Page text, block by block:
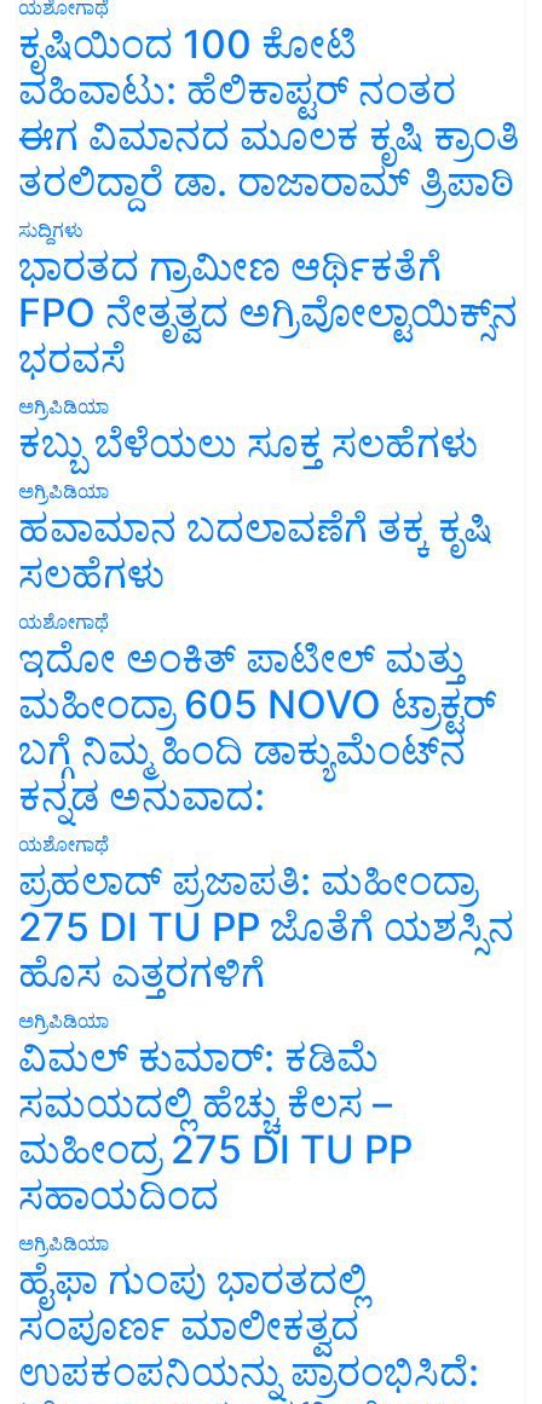
ಯಶೋಗಾಥೆ
ಕೃಷಿಯಿಂದ 100 ಕೋಟಿ
ವಹಿವಾಟು: ಹೆಲಿಕಾಪ್ಟರ್ ನಂತರ
ಈಗ ವಿಮಾನದ ಮೂಲಕ ಕೃಷಿ ಕ್ರಾಂತಿ
ತರಲಿದ್ದಾರೆ ಡಾ. ರಾಜಾರಾಮ್ ತ್ರಿಪಾಠಿ
ಸುದ್ದಿಗಳು
ಭಾರತದ ಗ್ರಾಮೀಣ ಆರ್ಥಿಕತೆಗೆ
FPO ನೇತೃತ್ವದ ಅಗ್ರಿವೋಲ್ಟಾಯಿಕ್ಸ್‌ನ
ಭರವಸೆ
ಅಗ್ರಿಪಿಡಿಯಾ
ಕಬ್ಬು ಬೆಳೆಯಲು ಸೂಕ್ತ ಸಲಹೆಗಳು
ಅಗ್ರಿಪಿಡಿಯಾ
ಹವಾಮಾನ ಬದಲಾವಣೆಗೆ ತಕ್ಕ ಕೃಷಿ
ಸಲಹೆಗಳು
ಯಶೋಗಾಥೆ
ಇದೋ ಅಂಕಿತ್ ಪಾಟೀಲ್ ಮತ್ತು
ಮಹೀಂದ್ರಾ 605 NOVO ಟ್ರಾಕ್ಟರ್
ಬಗ್ಗೆ ನಿಮ್ಮ ಹಿಂದಿ ಡಾಕ್ಯುಮೆಂಟ್‌ನ
ಕನ್ನಡ ಅನುವಾದ:
ಯಶೋಗಾಥೆ
ಪ್ರಹಲಾದ್ ಪ್ರಜಾಪತಿ: ಮಹೀಂದ್ರಾ
275 DI TU PP ಜೊತೆಗೆ ಯಶಸ್ಸಿನ
ಹೊಸ ಎತ್ತರಗಳಿಗೆ
ಅಗ್ರಿಪಿಡಿಯಾ
ವಿಮಲ್ ಕುಮಾರ್: ಕಡಿಮೆ
ಸಮಯದಲ್ಲಿ ಹೆಚ್ಚು ಕೆಲಸ –
ಮಹೀಂದ್ರ 275 DI TU PP
ಸಹಾಯದಿಂದ
ಅಗ್ರಿಪಿಡಿಯಾ
ಹೈಫಾ ಗುಂಪು ಭಾರತದಲ್ಲಿ
ಸಂಪೂರ್ಣ ಮಾಲೀಕತ್ವದ
ಉಪಕಂಪನಿಯನ್ನು ಪ್ರಾರಂಭಿಸಿದೆ: